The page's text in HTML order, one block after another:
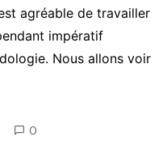
agréable de travailler
impératif
Nous allons voir
0